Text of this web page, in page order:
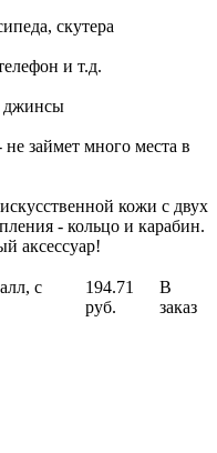
скутера
и т.д.
джинсы
займет много места в
кожи с двух
- кольцо и карабин.
аксессуар!
с
194.71
руб.
В
заказ